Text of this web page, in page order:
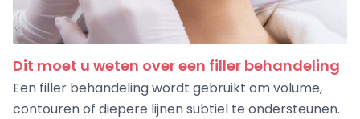
Dit moet u weten over een filler behandeling
Een filler behandeling wordt gebruikt om volume,
contouren of diepere lijnen subtiel te ondersteunen.